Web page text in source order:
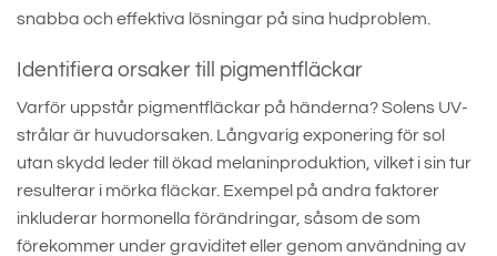
snabba och effektiva lösningar på sina hudproblem.
Identifiera orsaker till pigmentfläckar
Varför uppstår pigmentfläckar på händerna? Solens UV-
strålar är huvudorsaken. Långvarig exponering för sol
utan skydd leder till ökad melaninproduktion, vilket i sin tur
resulterar i mörka fläckar. Exempel på andra faktorer
inkluderar hormonella förändringar, såsom de som
förekommer under graviditet eller genom användning av